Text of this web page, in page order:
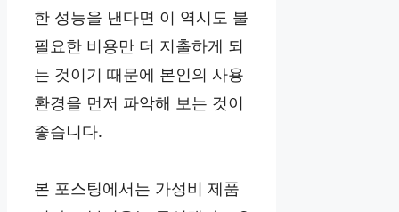
한 성능을 낸다면 이 역시도 불
필요한 비용만 더 지출하게 되
는 것이기 때문에 본인의 사용
환경을 먼저 파악해 보는 것이
좋습니다.
본 포스팅에서는 가성비 제품